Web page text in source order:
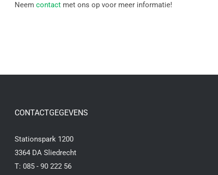
Neem contact met ons op voor meer informatie!
CONTACTGEGEVENS
Stationspark 1200
3364 DA Sliedrecht
T: 085 - 90 222 56